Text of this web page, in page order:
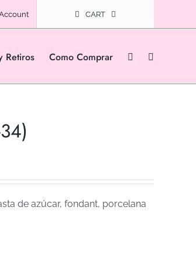
CART
Retiros Como Comprar
de azúcar, fondant, porcelana